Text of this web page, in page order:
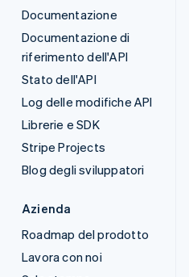
Documentazione
Documentazione di
riferimento dell'API
Stato dell'API
Log delle modifiche API
Librerie e SDK
Stripe Projects
Blog degli sviluppatori
Azienda
Roadmap del prodotto
Lavora con noi